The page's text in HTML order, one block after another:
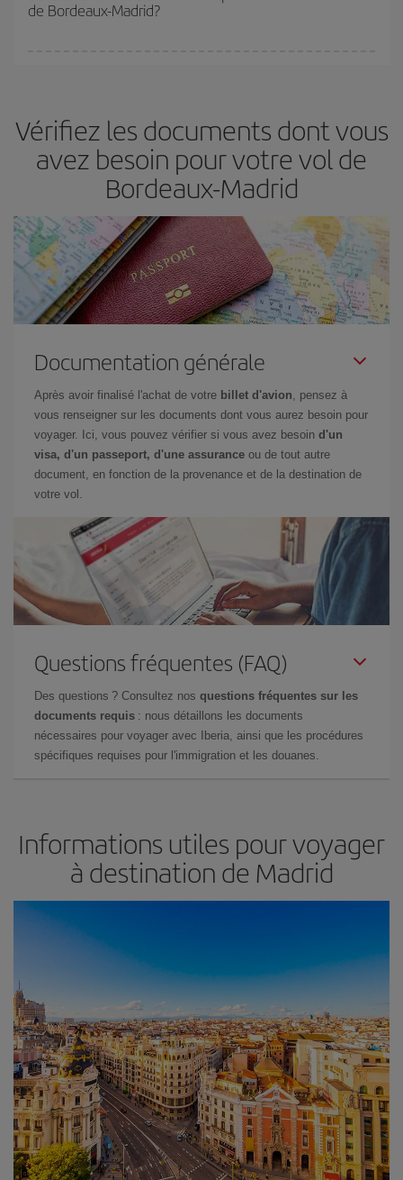
de Bordeaux-Madrid?
billets, plus vous bénéficiez de prix économiques. De plus, en
restant flexible sur les dates et les horaires de vol lors de votre
recherche, vous pourrezchoisir le prix le plus économique.
Vérifiez les documents dont vous
avez besoin pour votre vol de
Bordeaux-Madrid
Documentation générale
Après avoir finalisé l'achat de votre billet d'avion, pensez à
vous renseigner sur les documents dont vous aurez besoin pour
voyager. Ici, vous pouvez vérifier si vous avez besoin d'un
visa, d'un passeport, d'une assurance ou de tout autre
document, en fonction de la provenance et de la destination de
votre vol.
Questions fréquentes (FAQ)
Des questions ? Consultez nos questions fréquentes sur les
documents requis : nous détaillons les documents
nécessaires pour voyager avec Iberia, ainsi que les procédures
spécifiques requises pour l'immigration et les douanes.
Informations utiles pour voyager
à destination de Madrid